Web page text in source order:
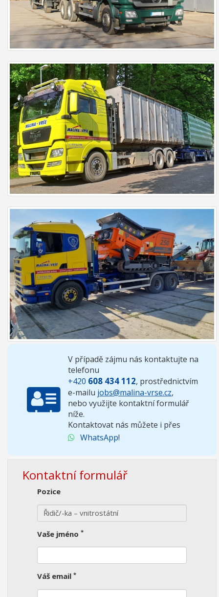
V případě zájmu nás kontaktujte na
telefonu
+420 608 434 112, prostřednictvím
e-mailu jobs@malina-vrse.cz,
nebo využijte kontaktní formulář
níže.
Kontaktovat nás můžete i přes
WhatsApp!
Kontaktní formulář
Pozice
Vaše jméno *
Váš email *